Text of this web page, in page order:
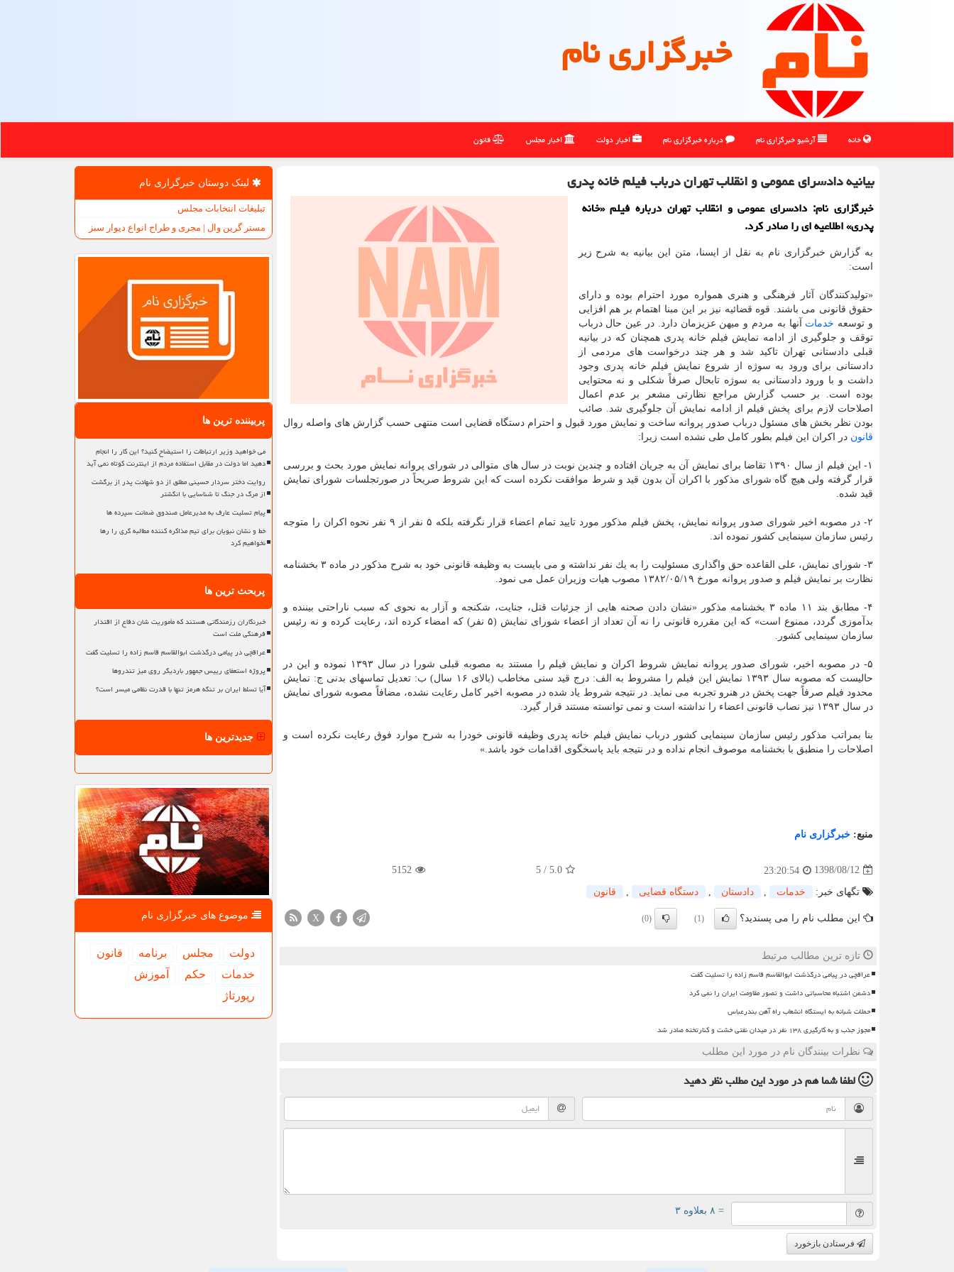
خبرگزاری نام
خانه آرشیو خبرگزاری نام درباره خبرگزاری نام اخبار دولت اخبار مجلس قانون
بیانیه دادسرای عمومی و انقلاب تهران درباب فیلم خانه پدری
خبرگزاری نام: دادسرای عمومی و انقلاب تهران درباره فیلم «خانه
پدری» اطلاعیه ای را صادر كرد.
به گزارش خبرگزاری نام به نقل از ایسنا، متن این بیانیه به شرح زیر
است:
«تولیدكنندگان آثار فرهنگی و هنری همواره مورد احترام بوده و دارای
حقوق قانونی می باشند. قوه قضائیه نیز بر این مبنا اهتمام بر هم افزایی
و توسعه خدمات آنها به مردم و میهن عزیزمان دارد. در عین حال درباب
توقف و جلوگیری از ادامه نمایش فیلم خانه پدری همچنان كه در بیانیه
قبلی دادستانی تهران تاكید شد و هر چند درخواست های مردمی از
دادستانی برای ورود به سوژه از شروع نمایش فیلم خانه پدری وجود
داشت و با ورود دادستانی به سوژه تابحال صرفاً شكلی و نه محتوایی
بوده است. بر حسب گزارش مراجع نظارتی مشعر بر عدم اعمال
اصلاحات لازم برای پخش فیلم از ادامه نمایش آن جلوگیری شد. صائب
بودن نظر بخش های مسئول درباب صدور پروانه ساخت و نمایش مورد قبول و احترام دستگاه قضایی است منتهی حسب گزارش های واصله روال
قانون در اكران این فیلم بطور كامل طی نشده است زیرا:
۱- این فیلم از سال ۱۳۹۰ تقاضا برای نمایش آن به جریان افتاده و چندین نوبت در سال های متوالی در شورای پروانه نمایش مورد بحث و بررسی
قرار گرفته ولی هیچ گاه شورای مذكور با اكران آن بدون قید و شرط موافقت نكرده است كه این شروط صریحاً در صورتجلسات شورای نمایش
قید شده.
۲- در مصوبه اخیر شورای صدور پروانه نمایش، پخش فیلم مذكور مورد تایید تمام اعضاء قرار نگرفته بلكه ۵ نفر از ۹ نفر نحوه اكران را متوجه
رئیس سازمان سینمایی كشور نموده اند.
۳- شورای نمایش، علی القاعده حق واگذاری مسئولیت را به یك نفر نداشته و می بایست به وظیفه قانونی خود به شرح مذكور در ماده ۳ بخشنامه
نظارت بر نمایش فیلم و صدور پروانه مورخ ۱۳۸۲/۰۵/۱۹ مصوب هیات وزیران عمل می نمود.
۴- مطابق بند ۱۱ ماده ۳ بخشنامه مذكور «نشان دادن صحنه هایی از جزئیات قتل، جنایت، شكنجه و آزار به نحوی كه سبب ناراحتی بیننده و
بدآموزی گردد، ممنوع است» كه این مقرره قانونی را نه آن تعداد از اعضاء شورای نمایش (۵ نفر) كه امضاء كرده اند، رعایت كرده و نه رئیس
سازمان سینمایی كشور.
۵- در مصوبه اخیر، شورای صدور پروانه نمایش شروط اكران و نمایش فیلم را مستند به مصوبه قبلی شورا در سال ۱۳۹۳ نموده و این در
حالیست كه مصوبه سال ۱۳۹۳ نمایش این فیلم را مشروط به الف: درج قید سنی مخاطب (بالای ۱۶ سال) ب: تعدیل تماسهای بدنی ج: نمایش
محدود فیلم صرفاً جهت پخش در هنرو تجربه می نماید. در نتیجه شروط یاد شده در مصوبه اخیر كامل رعایت نشده، مضافاً مصوبه شورای نمایش
در سال ۱۳۹۳ نیز نصاب قانونی اعضاء را نداشته است و نمی توانسته مستند قرار گیرد.
بنا بمراتب مذكور رئیس سازمان سینمایی كشور درباب نمایش فیلم خانه پدری وظیفه قانونی خودرا به شرح موارد فوق رعایت نكرده است و
اصلاحات را منطبق با بخشنامه موصوف انجام نداده و در نتیجه باید پاسخگوی اقدامات خود باشد.»
منبع: خبرگزاری نام
1398/08/12
23:20:54
5.0
/
5
5152
تگهای خبر: خدمات دادستان دستگاه قضایی قانون
این مطلب نام را می پسندید؟ (1)
(0)
X
تازه ترین مطالب مرتبط
عراقچی در پیامی درگذشت ابوالقاسم قاسم زاده را تسلیت گفت
دشمن اشتباه محاسباتی داشت و تصور مقاومت ایران را نمی کرد
حملات شبانه به ایستگاه انشعاب راه آهن بندرعباس
مجوز جذب و به کارگیری ۱۳۸ نفر در میدان نفتی خشت و کنارتخته صادر شد
نظرات بینندگان نام در مورد این مطلب
لطفا شما همدر مورد این مطلبنظر دهید
= ۸ بعلاوه ۳
فرستادن بازخورد
لینک دوستان خبرگزاری نام
تبلیغات انتخابات مجلس
مستر گرین وال | مجری و طراح انواع دیوار سبز
پربیننده ترین ها
می خواهید وزیر ارتباطات را استیضاح کنید؟ این کار را انجام
دهید اما دولت در مقابل استفاده مردم از اینترنت کوتاه نمی آید
روایت دختر سردار حسینی مطلق از دو شهادت پدر از برگشت
از مرگ در جنگ تا شناسایی با انگشتر
پیام تسلیت عارف به مدیرعامل صندوق ضمانت سپرده ها
خط و نشان نبویان برای تیم مذاکره کننده مطالبه گری را رها
نخواهیم کرد
پربحث ترین ها
خبرنگاران رزمندگانی هستند که مأموریت شان دفاع از اقتدار
فرهنگی ملت است
عراقچی در پیامی درگذشت ابوالقاسم قاسم زاده را تسلیت گفت
پروژه استعفای رییس جمهور باردیگر روی میز تندروها
آیا تسلط ایران بر تنگه هرمز تنها با قدرت نظامی میسر است؟
جدیدترین ها
موضوع های خبرگزاری نام
دولت مجلس برنامه
قانون
خدمات
حكم
آموزش
رپورتاژ